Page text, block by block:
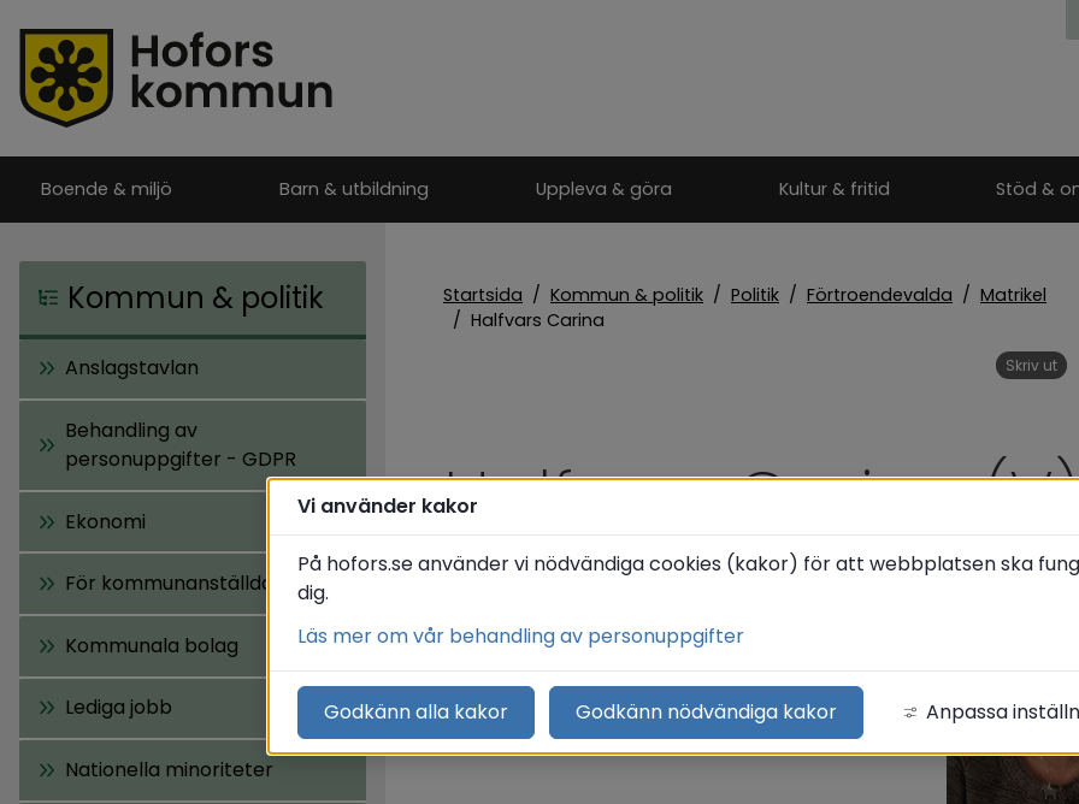
Boende & miljö Barn & utbildning Uppleva & göra Kultur & fritid Stöd &
Kommun & politik
Anslagstavlan
Behandling av
personuppgifter - GDPR
Ekonomi
För kommunanställda
Kommunala bolag
Lediga jobb
Nationella minoriteter
Startsida / Kommun & politik / Politik / Förtroendevalda / Matrikel
/ Halfvars Carina
Skriv ut
Halfvars Carina (V)
Adress: Ängkärrsgatan 36 b, 813 31 Hofors
Mobil: 070-690 84 08
Vi använder kakor
På hofors.se använder vi nödvändiga cookies (kakor) för att webbplatsen ska
dig.
Läs mer om vår behandling av personuppgifter
Godkänn alla kakor Godkänn nödvändiga kakor Anpassa